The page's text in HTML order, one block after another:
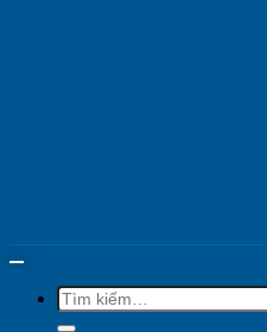
Tìm
kiếm: